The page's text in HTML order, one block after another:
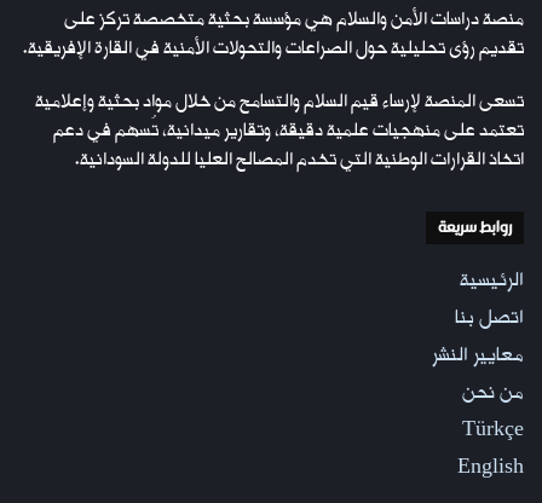
منصة دراسات الأمن والسلام هي مؤسسة بحثية متخصصة تركز على
تقديم رؤى تحليلية حول الصراعات والتحولات الأمنية في القارة الإفريقية.
تسعى المنصة لإرساء قيم السلام والتسامح من خلال مواد بحثية وإعلامية
تعتمد على منهجيات علمية دقيقة، وتقارير ميدانية، تُسهم في دعم
اتخاذ القرارات الوطنية التي تخدم المصالح العليا للدولة السودانية.
روابط سريعة
الرئيسية
اتصل بنا
معايير النشر
من نحن
Türkçe
English